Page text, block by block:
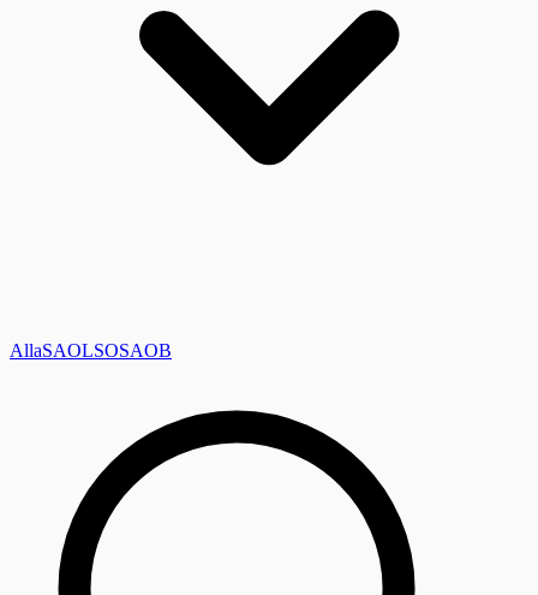
AllaSAOLSOSAOB